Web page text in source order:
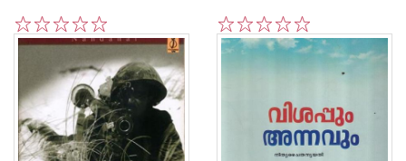
5
4
3
2
1 5
4
3
2
1